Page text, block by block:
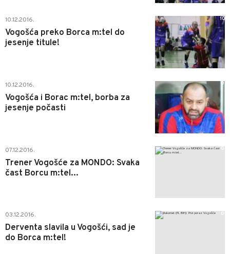
10.12.2016.
Vogošća preko Borca m:tel do
jesenje titule!
10
10.12.2016.
Vogošća i Borac m:tel, borba za
jesenje počasti
0
07.12.2016.
Trener Vogošće za MONDO: Svaka
čast Borcu m:tel...
0
03.12.2016.
Derventa slavila u Vogošći, sad je
do Borca m:tel!
0